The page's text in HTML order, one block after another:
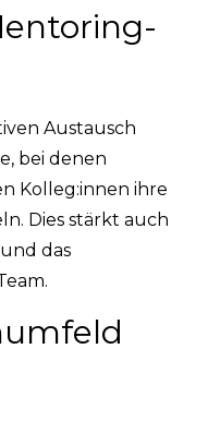
Austausch
bei denen
Kolleg:innen ihre
Dies stärkt auch
das